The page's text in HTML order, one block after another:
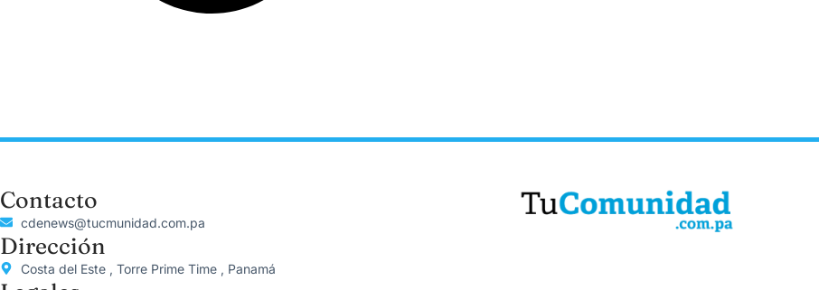
Contacto
cdenews@tucmunidad.com.pa
Dirección
Costa del Este , Torre Prime Time , Panamá